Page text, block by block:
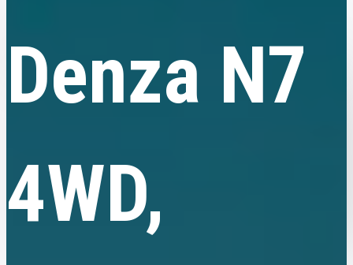
Електромобілі
Авто з пробігом
Аксесуари
Ваш кошик порожній!
Denza N7
4WD,